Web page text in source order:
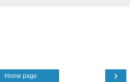
›
Home page